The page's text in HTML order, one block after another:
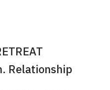
Relationship